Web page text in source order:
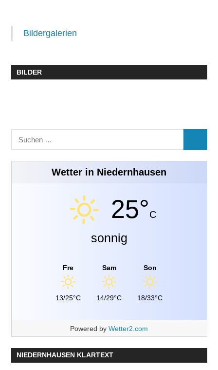
Bildergalerien
BILDER
nach:
Wetter in Niedernhausen
25°C
sonnig
Fre
13/25°C
Sam
14/29°C
Son
18/33°C
Powered by Wetter2.com
NIEDERNHAUSEN KLARTEXT